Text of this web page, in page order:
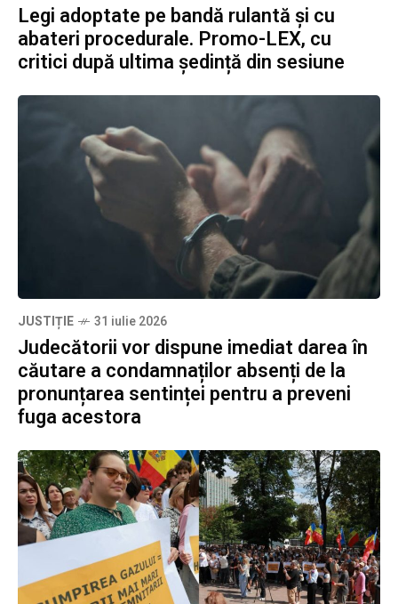
Legi adoptate pe bandă rulantă și cu
abateri procedurale. Promo-LEX, cu
critici după ultima ședință din sesiune
JUSTIȚIE 31 iulie 2026
Judecătorii vor dispune imediat darea în
căutare a condamnaților absenți de la
pronunțarea sentinței pentru a preveni
fuga acestora